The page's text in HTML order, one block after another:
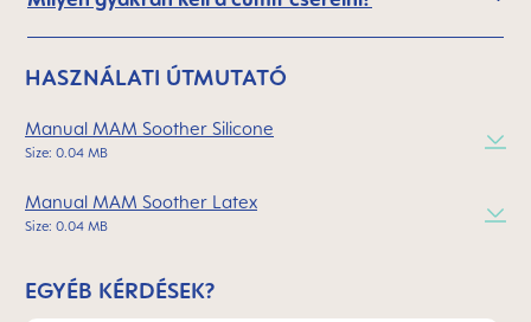
HASZNÁLATI ÚTMUTATÓ
Manual MAM Soother Silicone
Size: 0.04 MB
Manual MAM Soother Latex
Size: 0.04 MB
EGYÉB KÉRDÉSEK?